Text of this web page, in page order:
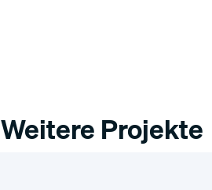
Weitere Projekte